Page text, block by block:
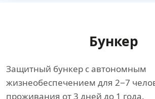
Бункер
Защитный бункер с автономным
жизнеобеспечением для 2−7
проживания от 3 дней до 1 года.